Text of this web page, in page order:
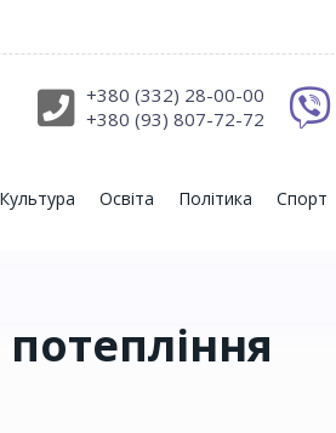
+380 (332) 28-00-00
+380 (93) 807-72-72
Культура Освіта Політика Спорт